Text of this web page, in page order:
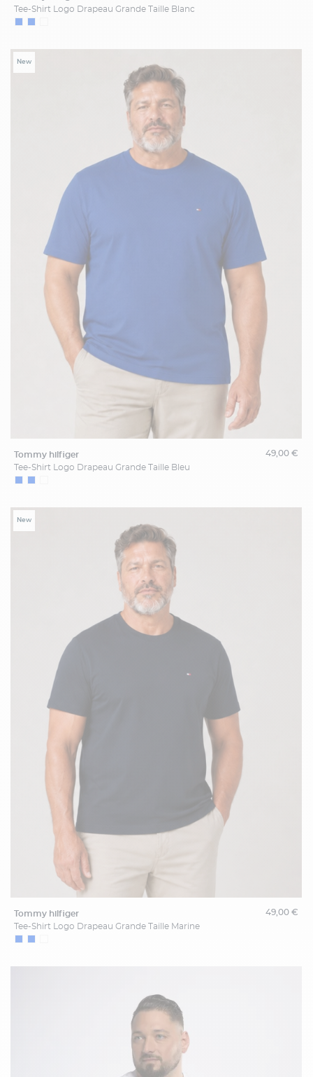
Tee-Shirt Logo Drapeau Grande Taille Blanc
New
tommy hilfiger
Tee-Shirt Logo Drapeau Grande Taille Bleu
49,00 €
New
tommy hilfiger
Tee-Shirt Logo Drapeau Grande Taille Marine
49,00 €